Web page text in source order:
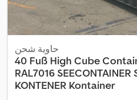
حاوية شحن
40 Fuß High Cube
RAL7016 SEECONTAINER
KONTENER Kontainer